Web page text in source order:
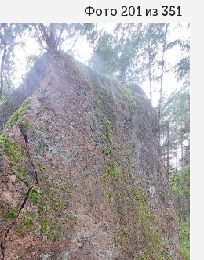
Фото 201 из 351